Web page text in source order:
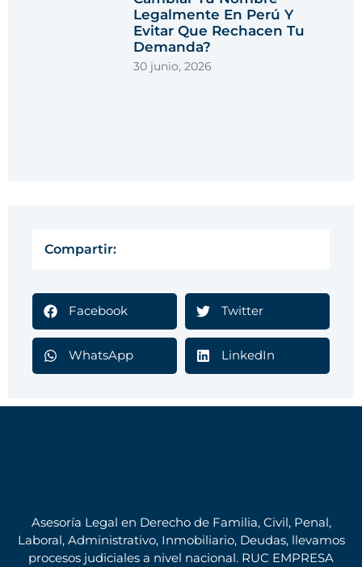
Legalmente En Perú Y
Evitar Que Rechacen Tu
Demanda?
30 junio, 2026
Compartir:
Facebook Twitter
WhatsApp LinkedIn
Asesoría Legal en Derecho de Familia, Civil, Penal,
Laboral, Administrativo, Inmobiliario, Deudas, llevamos
procesos judiciales a nivel nacional. RUC EMPRESA